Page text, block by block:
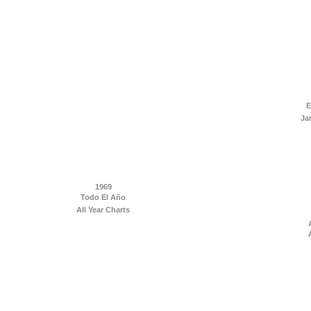
1969
Todo El Año
All Year Charts